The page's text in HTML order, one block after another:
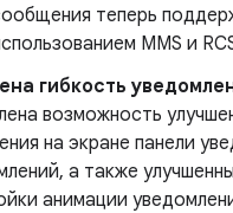
теперь
MMS и
гибкость
​​возможность
на экране панели
а также
анимации